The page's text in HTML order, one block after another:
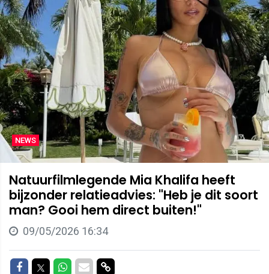
NEWS
Natuurfilmlegende Mia Khalifa heeft
bijzonder relatieadvies: "Heb je dit soort
man? Gooi hem direct buiten!"
09/05/2026 16:34
Delen op Facebook
Delen op Twitter
Delen op Whatsapp
Delen via Mail
Delen via link